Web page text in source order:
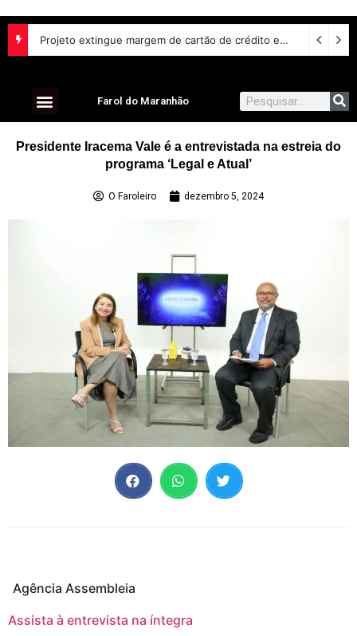
Projeto extingue margem de cartão de crédito em empréstimo consignado do INSS
Farol do Maranhão
Presidente Iracema Vale é a entrevistada na estreia do
programa ‘Legal e Atual’
O Faroleiro dezembro 5, 2024
Agência Assembleia
Assista à entrevista na íntegra